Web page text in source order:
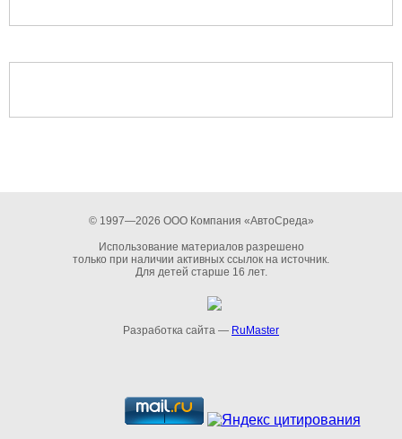
© 1997—2026 ООО Компания «АвтоСреда»
Использование материалов разрешено
только при наличии активных ссылок на источник.
Для детей старше 16 лет.
Разработка сайта — RuMaster